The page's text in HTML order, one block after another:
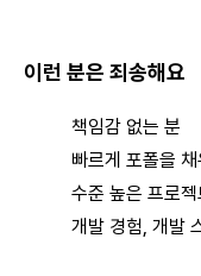
이런 분은 죄송해요
책임감 없는 분
빠르게 포폴을
수준 높은 프로
개발 경험, 개발